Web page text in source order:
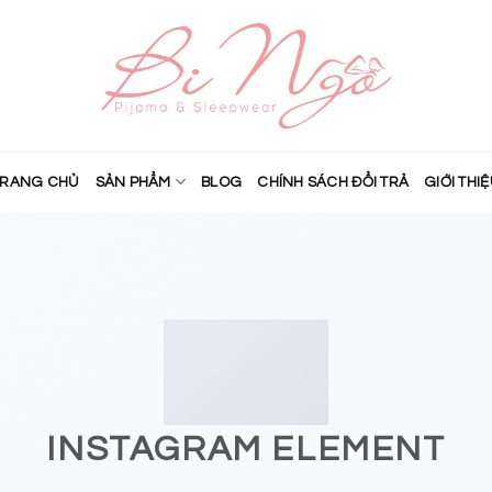
CHỦ SẢN PHẨM BLOG CHÍNH SÁCH ĐỔI TRẢ GIỚI
INSTAGRAM ELEMENT